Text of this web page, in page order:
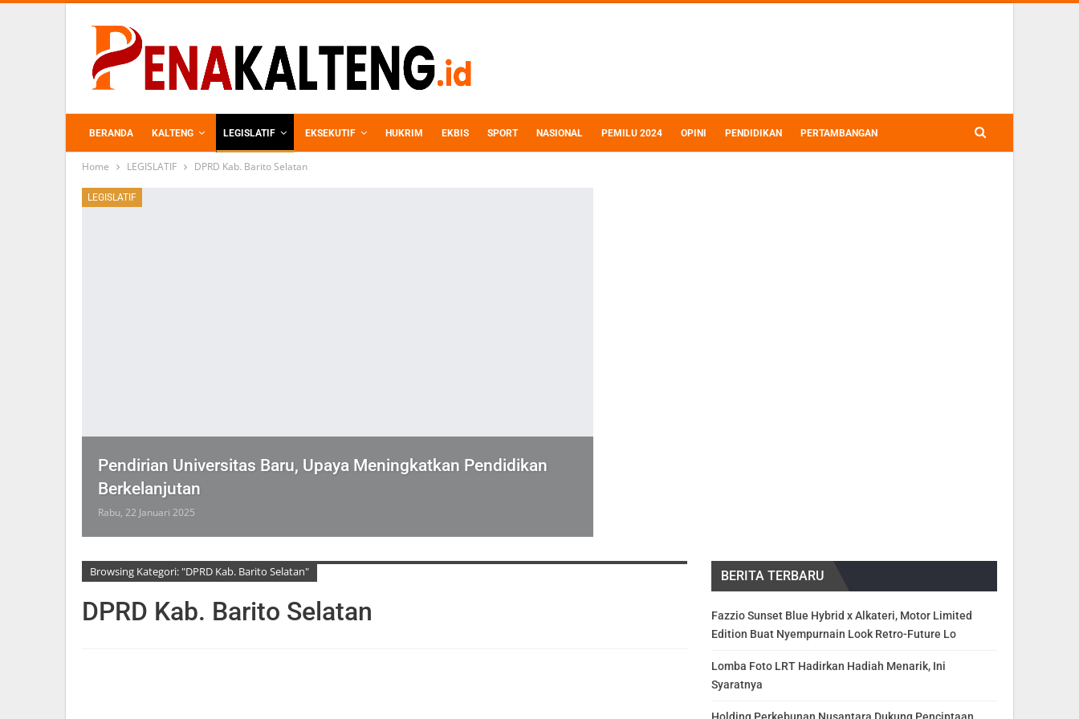
BERANDA KALTENG LEGISLATIF EKSEKUTIF HUKRIM EKBIS SPORT NASIONAL PEMILU 2024 OPINI PENDIDIKAN PERTAMBANGAN
PERKEBUNAN
Home LEGISLATIF DPRD Kab. Barito Selatan
LEGISLATIF
Pendirian Universitas Baru, Upaya Meningkatkan Pendidikan
Berkelanjutan
Rabu, 22 Januari 2025
Browsing Kategori: "DPRD Kab. Barito Selatan"
DPRD Kab. Barito Selatan
BERITA TERBARU
Fazzio Sunset Blue Hybrid x Alkateri, Motor Limited
Edition Buat Nyempurnain Look Retro-Future Lo
Lomba Foto LRT Hadirkan Hadiah Menarik, Ini
Syaratnya